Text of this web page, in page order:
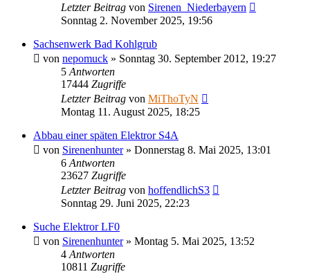
Letzter Beitrag von Sirenen_Niederbayern
Sonntag 2. November 2025, 19:56
Sachsenwerk Bad Kohlgrub
von nepomuck » Sonntag 30. September 2012, 19:27
5 Antworten
17444 Zugriffe
Letzter Beitrag von MiThoTyN
Montag 11. August 2025, 18:25
Abbau einer späten Elektror S4A
von Sirenenhunter» Donnerstag 8. Mai 2025, 13:01
6 Antworten
23627 Zugriffe
Letzter Beitrag von hoffendlichS3
Sonntag 29. Juni 2025, 22:23
Suche Elektror LF0
von Sirenenhunter» Montag 5. Mai 2025, 13:52
4 Antworten
10811 Zugriffe